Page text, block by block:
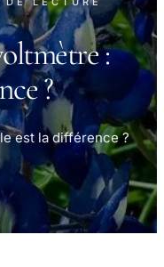
:
?
est la différence ?